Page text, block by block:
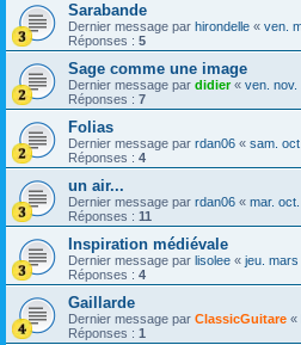
Sarabande
Dernier message par hirondelle « ven.
Réponses : 5
Sage comme une image
Dernier message par didier« ven. nov.
Réponses : 7
Folias
Dernier message par rdan06 « sam.
Réponses : 4
un air...
Dernier message par rdan06 « mar.
Réponses : 11
Inspiration médiévale
Dernier message par lisolee « jeu.
Réponses : 4
Gaillarde
Dernier message par ClassicGuitare «
Réponses : 1